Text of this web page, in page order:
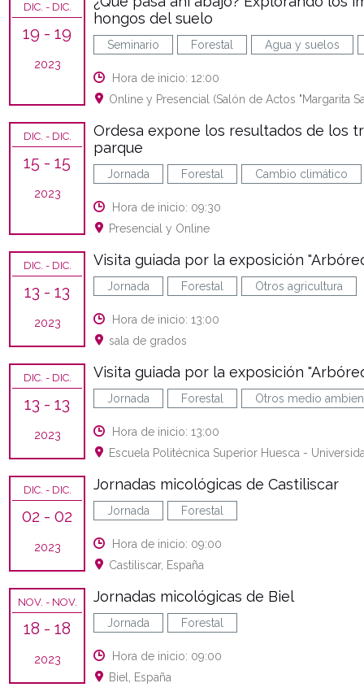
DIC. - DIC.
19 - 19
2023
hongos del suelo
Seminario Forestal Agua y suelos
Hora de inicio: 12:00
Online y Presencial (Salón de Actos "Margarita
DIC. - DIC.
15 - 15
2023
Ordesa expone los resultados de los
parque
Jornada Forestal Cambio climático
Hora de inicio: 09:30
Presencial y Online
DIC. - DIC.
13 - 13
2023
Visita guiada por la exposición
Jornada Forestal Otros agricultura
Hora de inicio: 13:00
sala de grados
DIC. - DIC.
13 - 13
2023
Visita guiada por la exposición
Jornada Forestal Otros medio
Hora de inicio: 13:00
Escuela Politécnica Superior Huesca -
DIC. - DIC.
02 - 02
2023
Jornadas micológicas de Castiliscar
Jornada Forestal
Hora de inicio: 09:00
Castiliscar, España
NOV. - NOV.
18 - 18
2023
Jornadas micológicas de Biel
Jornada Forestal
Hora de inicio: 09:00
Biel, España